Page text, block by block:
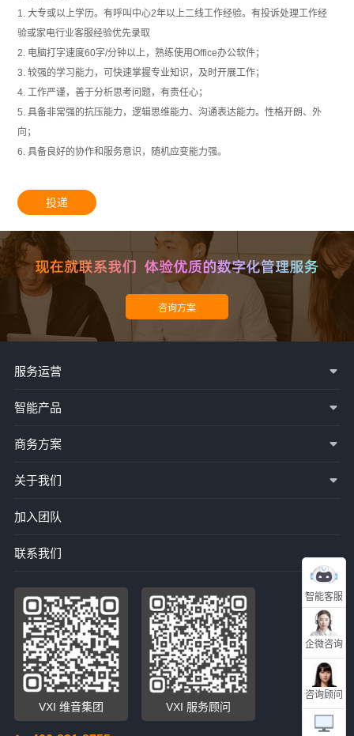
1. 大专或以上学历。有呼叫中心2年以上二线工作经验。有投诉处理工作经
验或家电行业客服经验优先录取
2. 电脑打字速度60字/分钟以上，熟练使用Office办公软件；
3. 较强的学习能力，可快速掌握专业知识，及时开展工作；
4. 工作严谨，善于分析思考问题，有责任心；
5. 具备非常强的抗压能力，逻辑思维能力、沟通表达能力。性格开朗、外
向；
6. 具备良好的协作和服务意识，随机应变能力强。
投递
智能客服
企微咨询
咨询顾问
服务运营
智能产品
商务方案
关于我们
加入团队
联系我们
VXI 维音集团 VXI 服务顾问